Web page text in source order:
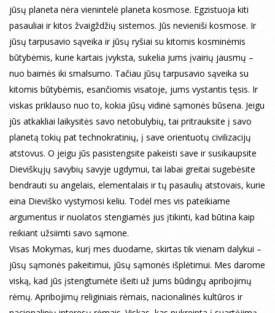
jūsų planeta nėra vienintelė planeta kosmose. Egzistuoja kiti
pasauliai ir kitos žvaigždžių sistemos. Jūs nevieniši kosmose. Ir
jūsų tarpusavio sąveika ir jūsų ryšiai su kitomis kosminėmis
būtybėmis, kurie kartais įvyksta, sukelia jums įvairių jausmų –
nuo baimės iki smalsumo. Tačiau jūsų tarpusavio sąveika su
kitomis būtybėmis, esančiomis visatoje, jums vystantis tęsis. Ir
viskas priklauso nuo to, kokia jūsų vidinė sąmonės būsena. Jeigu
jūs atkakliai laikysitės savo netobulybių, tai pritrauksite į savo
planetą tokių pat technokratinių, į save orientuotų civilizacijų
atstovus. O jeigu jūs pasistengsite pakeisti save ir susikaupsite
Dieviškųjų savybių savyje ugdymui, tai labai greitai sugebėsite
bendrauti su angelais, elementalais ir tų pasaulių atstovais, kurie
eina Dieviško vystymosi keliu. Todėl mes vis pateikiame
argumentus ir nuolatos stengiamės jus įtikinti, kad būtina kaip
reikiant užsiimti savo sąmone.
Visas Mokymas, kurį mes duodame, skirtas tik vienam dalykui –
jūsų sąmonės pakeitimui, jūsų sąmonės išplėtimui. Mes darome
viską, kad jūs įstengtumėte išeiti už jums būdingų apribojimų
rėmų. Apribojimų religiniais rėmais, nacionalinės kultūros ir